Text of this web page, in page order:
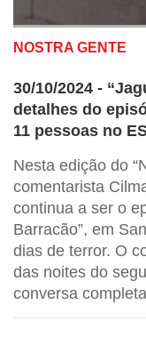
NOSTRA GENTE
30/10/2024 -
detalhes do
11 pessoas no
Nesta edição do
comentarista
continua a ser o
Barracão”, em
dias de terror. O
das noites do
conversa